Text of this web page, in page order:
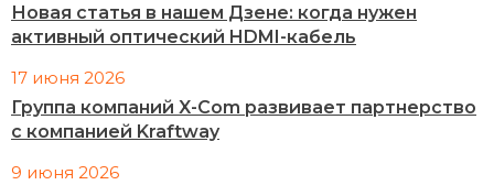
Новая статья в нашем Дзене: когда нужен
активный оптический HDMI-кабель
17 июня 2026
Группа компаний X-Com развивает партнерство
с компанией Kraftway
9 июня 2026